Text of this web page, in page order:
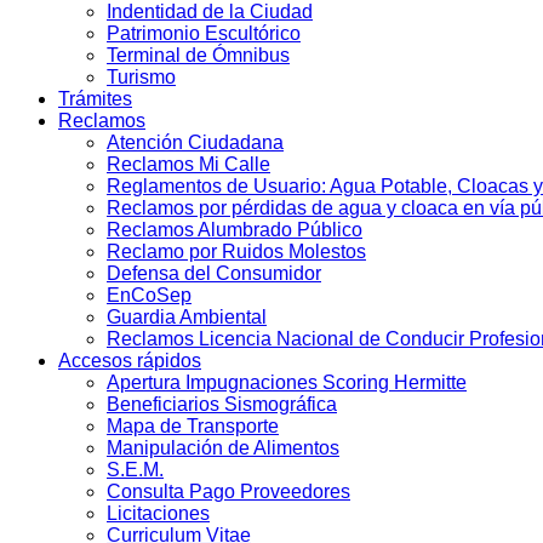
Indentidad de la Ciudad
Patrimonio Escultórico
Terminal de Ómnibus
Turismo
Trámites
Reclamos
Atención Ciudadana
Reclamos Mi Calle
Reglamentos de Usuario: Agua Potable, Cloacas
Reclamos por pérdidas de agua y cloaca en vía
Reclamos Alumbrado Público
Reclamo por Ruidos Molestos
Defensa del Consumidor
EnCoSep
Guardia Ambiental
Reclamos Licencia Nacional de Conducir
Accesos rápidos
Apertura Impugnaciones Scoring Hermitte
Beneficiarios Sismográfica
Mapa de Transporte
Manipulación de Alimentos
S.E.M.
Consulta Pago Proveedores
Licitaciones
Curriculum Vitae